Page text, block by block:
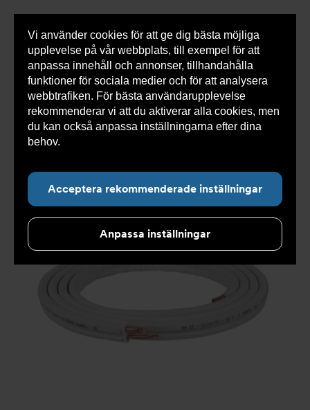
Vi använder cookies för att ge dig bästa möjliga
upplevelse på vår webbplats, till exempel för att
anpassa innehåll och annonser, tillhandahålla
funktioner för sociala medier och för att analysera
webbtrafiken. För bästa användarupplevelse
rekommenderar vi att du aktiverar alla cookies, men
du kan också anpassa inställningarna efter dina
behov.
Acceptera rekommenderade inställningar
Anpassa inställningar
0 varorSnabborder
Du
här:
Armatec > Produkter > Kyla
>
Installationsmaterial
> Isolerade kopparrör >
Isolerade
dubbel kopparrör